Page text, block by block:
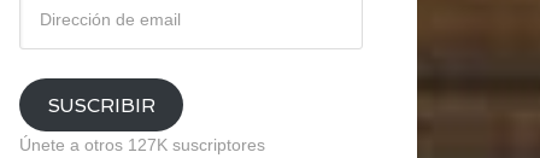
email
SUSCRIBIR
Únete a otros 127K suscriptores